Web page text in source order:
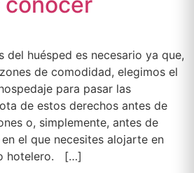
del huésped es necesario ya que,
de comodidad, elegimos el
para pasar las
de estos derechos antes de
o, simplemente, antes de
el que necesites alojarte en
hotelero. […]